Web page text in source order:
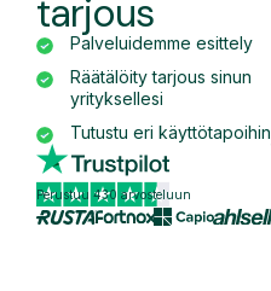
tarjous
Palveluidemme esittely
Räätälöity tarjous sinun
yrityksellesi
Tutustu eri käyttötapoihin
Perustuu 430 arvosteluun